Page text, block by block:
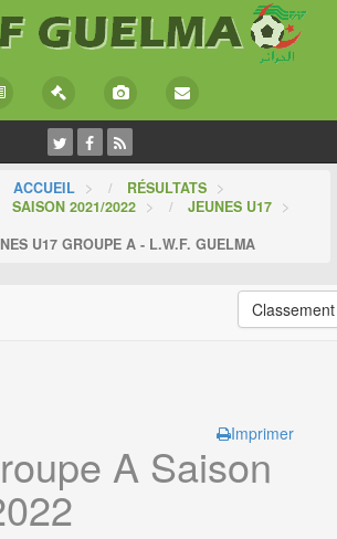
ACCUEIL > RÉSULTATS >
SAISON 2021/2022 > JEUNES U17 >
U17 GROUPE A - L.W.F. GUELMA
Classement
Imprimer
A Saison